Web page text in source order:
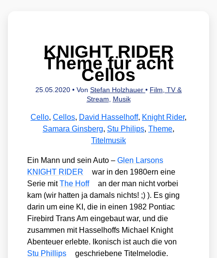
KNIGHT RIDER
Theme für acht
Cellos
25.05.2020 • Von Stefan Holzhauer • Film, TV &
Stream, Musik
Cello, Cellos, David Hasselhoff, Knight Rider,
Samara Ginsberg, Stu Philips, Theme,
Titelmusik
Ein Mann und sein Auto –Glen Lar­sons
KNIGHT RIDER
war in den 1980ern eine
Serie mitThe Hoff
an der man nicht vor­bei
kam (wir hat­ten ja damals nichts! ;) ). Es ging
dar­in um eine KI, die in einen 1982 Pon­ti­ac
Fire­bird Trans Am ein­ge­baut war, und die
zusam­men mit Has­sel­hoffs Micha­el Knight
Aben­teu­er erleb­te. Iko­nisch ist auch die von
Stu Phil­lips
geschrie­be­ne Titel­me­lo­die.